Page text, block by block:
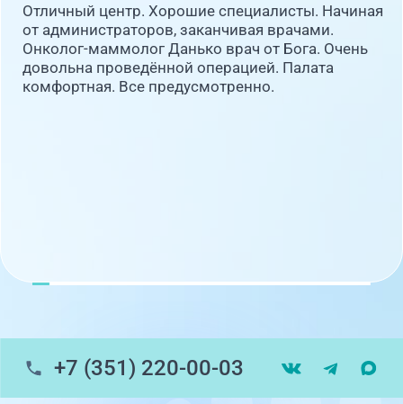
Отличный центр. Хорошие специалисты. Начиная
от администраторов, заканчивая врачами.
Онколог-маммолог Данько врач от Бога. Очень
довольна проведённой операцией. Палата
комфортная. Все предусмотренно.
+7 (351) 220-00-03